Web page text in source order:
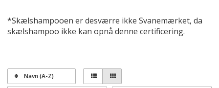
*Skælshampooen er desværre ikke Svanemærket, da
skælshampoo ikke kan opnå denne certificering.
Navn (A-Z)